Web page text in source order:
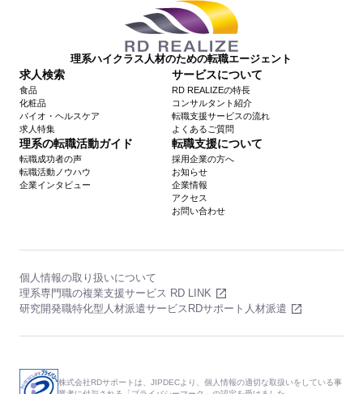
理系ハイクラス人材のための転職エージェント
求人検索
食品
化粧品
バイオ・ヘルスケア
求人特集
サービスについて
RD REALIZEの特長
コンサルタント紹介
転職支援サービスの流れ
よくあるご質問
理系の転職活動ガイド
転職成功者の声
転職活動ノウハウ
企業インタビュー
転職支援について
採用企業の方へ
お知らせ
企業情報
アクセス
お問い合わせ
個人情報の取り扱いについて
理系専門職の複業支援サービス RD LINK
研究開発職特化型人材派遣サービスRDサポート人材派遣
株式会社RDサポートは、JIPDECより、個人情報の適切な取扱いをしている事